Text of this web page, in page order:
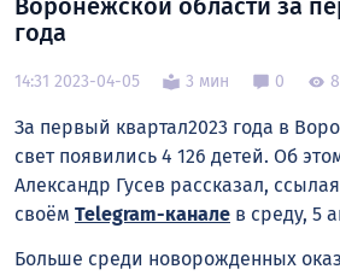
Воронежской области за
года
14:31 2023-04-05 3 мин 0
За первый квартал2023 года в
свет появились 4 126 детей. Об
Александр Гусев рассказал,
своём Telegram-канале в среду, 5
Больше среди новорожденных